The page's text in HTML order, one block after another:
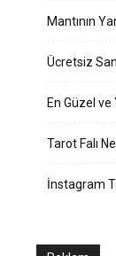
Mantının
Ücretsiz
En Güzel ve
Tarot Falı
İnstagram